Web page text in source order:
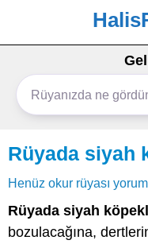
Rüyada siyah
Henüz okur rüyası
Rüyada siyah
bozulacağına,